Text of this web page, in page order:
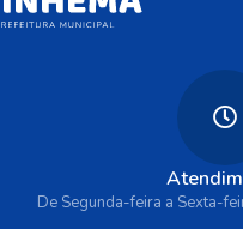
De Segunda-feira a Sexta-